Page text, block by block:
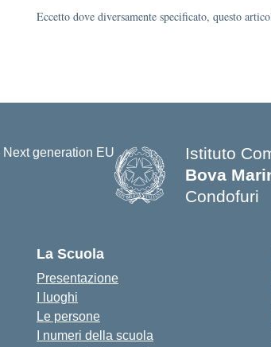
Eccetto dove diversamente specificato, questo
Istituto
Bova
Condofuri
La Scuola
Presentazione
I luoghi
Le persone
I numeri della scuola